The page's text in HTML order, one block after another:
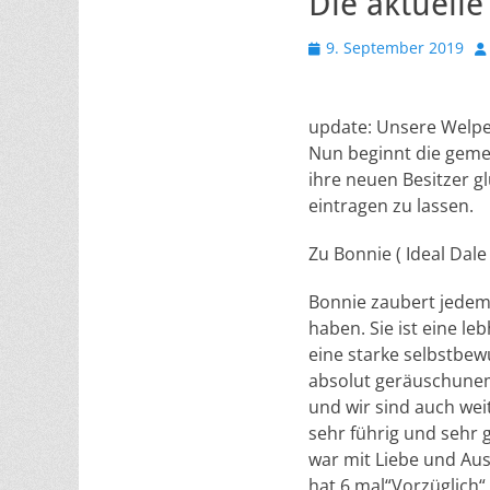
Veröffentlicht
9. September 2019
update: Unsere
Nun beginnt die
ihre neuen Besitzer
eintragen zu lassen.
Zu Bonnie ( Ideal
Bonnie zaubert
haben. Sie ist eine
eine starke
absolut
und wir sind auch
sehr führig und sehr
war mit Liebe und